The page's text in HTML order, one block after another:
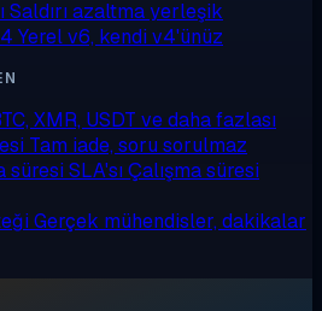
Saldırı azaltma yerleşik
Yerel v6, kendi v4'ünüz
XMR, USDT ve daha fazlası
Tam iade, soru sorulmaz
süresi SLA'sı Çalışma süresi
Gerçek mühendisler, dakikalar